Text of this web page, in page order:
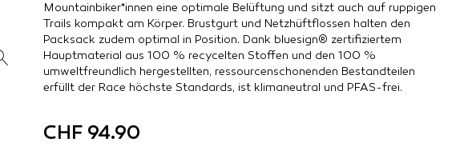
Mountainbiker*innen eine optimale Belüftung und sitzt auch auf ruppigen
Trails kompakt am Körper. Brustgurt und Netzhüftflossen halten den
Packsack zudem optimal in Position. Dank bluesign® zertifiziertem
Hauptmaterial aus 100 % recycelten Stoffen und den 100 %
umweltfreundlich hergestellten, ressourcenschonenden Bestandteilen
erfüllt der Race höchste Standards, ist klimaneutral und PFAS-frei.
CHF 94.90